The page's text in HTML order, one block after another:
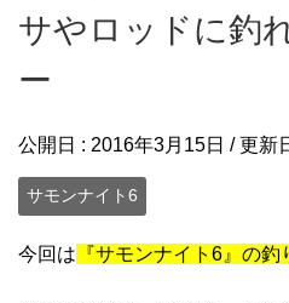
サやロッドに釣
ー
公開日 : 2016年3月15日 / 更新
サモンナイト6
今回は 『サモンナイト6』の釣